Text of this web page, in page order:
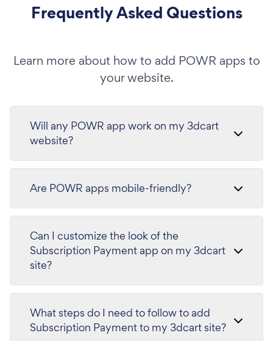
Frequently Asked Questions
Learn more about how to add POWR apps to
your website.
Will any POWR app work on my 3dcart
website?
Are POWR apps mobile-friendly?
Can I customize the look of the
Subscription Payment app on my 3dcart
site?
What steps do I need to follow to add
Subscription Payment to my 3dcart site?